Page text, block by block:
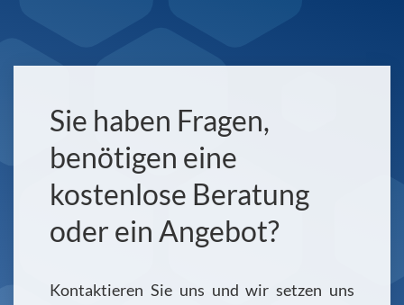
Sie haben Fragen,
benötigen eine
kostenlose Beratung
oder ein Angebot?
Kontaktieren Sie uns und wir setzen uns